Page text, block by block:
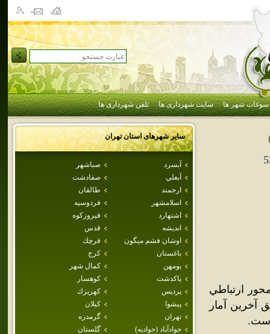
سوغات شهر ها سایت شهرداری ها تلفن شهرداری ها
سایر شهرهای استانتهران
آبسرد
صباشهر
آبعلي
صفادشت
ارجمند
طالقان
اسلامشهر
فردوسيه
اشتهارد
فيروزكوه
انديشه
قدس
اوشان فشم ميگون
قرچك
باغستان
كرج
بومهن
كمال شهر
پاكدشت
كوهسار
پرديس
كهريزك
پيشوا
كيلان
تهران
گرمدره
جوادآباد (جواديه)
گلستان
ارتباطي
آمار